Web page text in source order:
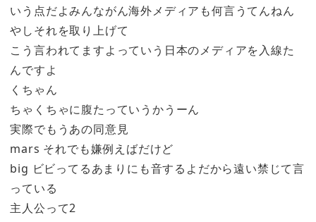
いう点だよみんながん海外メディアも何言うてんねん
やしそれを取り上げて
こう言われてますよっていう日本のメディアを入線た
んですよ
くちゃん
ちゃくちゃに腹たっていうかうーん
実際でもうあの同意見
mars それでも嫌例えばだけど
big ビビってるあまりにも音するよだから遠い禁じて言
っている
主人公って2